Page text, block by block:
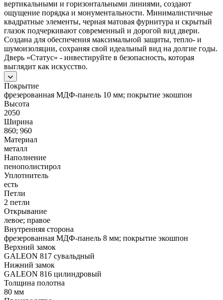
вертикальными и горизонтальными линиями, создают
ощущение порядка и монументальности. Минималистичные
квадратные элементы, черная матовая фурнитура и скрытый
глазок подчеркивают современный и дорогой вид двери.
Создана для обеспечения максимальной защиты, тепло- и
шумоизоляции, сохраняя свой идеальный вид на долгие годы.
Дверь «Статус» - инвестируйте в безопасность, которая
выглядит как искусство.
Покрытие
фрезерованная МДФ-панель 10 мм; покрытие экошпон
Высота
2050
Ширина
860; 960
Материал
металл
Наполнение
пенополистирол
Уплотнитель
есть
Петли
2 петли
Открывание
левое; правое
Внутренняя сторона
фрезерованная МДФ-панель 8 мм; покрытие экошпон
Верхний замок
GALEON 817 сувальдный
Нижний замок
GALEON 816 цилиндровый
Толщина полотна
80 мм